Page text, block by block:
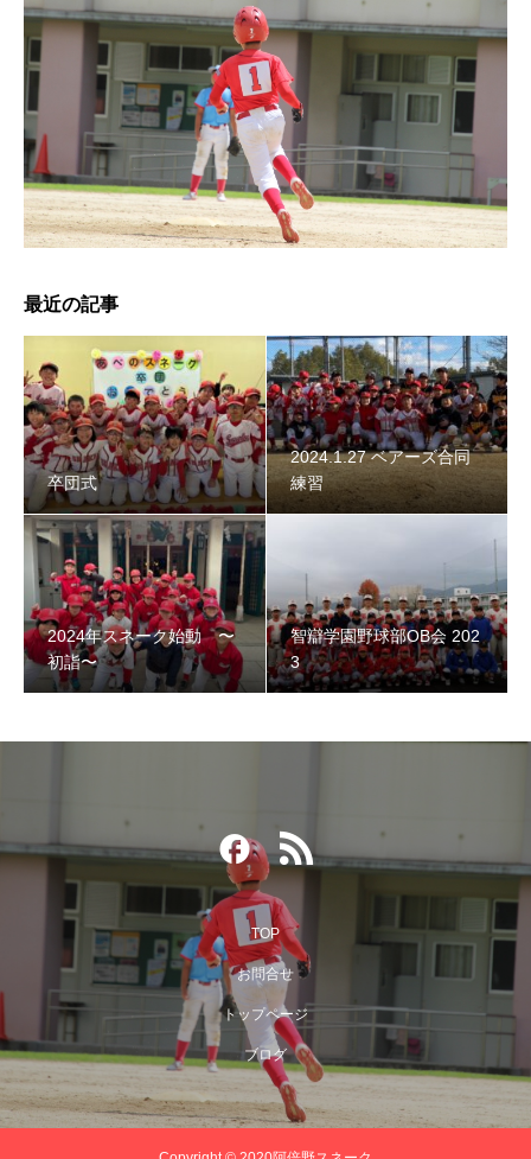
2024年スネーク始動 〜初詣〜
智辯学園野球部OB会 2023
第３回阿倍野スネークOB野球大会
最近の記事
卒団式
2024.1.27 ベアーズ合同
練習
2024年スネーク始動 〜
初詣〜
智辯学園野球部OB会 202
3
TOP
お問合せ
トップページ
ブログ